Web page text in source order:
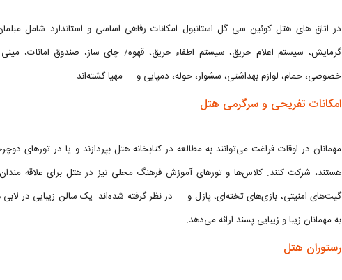
در اتاق های هتل کوئین سی گل استانبول امکانات رفاهی اساسی و استاندارد شامل
گرمایش، سیستم اعلام حریق، سیستم اطفاء حریق، قهوه/ چای ساز، صندوق امانات،
خصوصی، حمام، لوازم بهداشتی، سشوار، حوله، دمپایی و ... مهیا گشته‌اند.
امکانات تفریحی و سرگرمی هتل
مهمانان در اوقات فراغت می‌توانند به مطالعه در کتابخانه هتل بپردازند و یا در تورهای
هستند، شرکت کنند. کلاس‌ها و تورهای آموزش فرهنگ محلی نیز در هتل برای علاقه مندان
گیت‌های امنیتی، بازی‌های تخته‌ای، پازل و ... در نظر گرفته شده‌اند. یک سالن زیبایی در
به مهمانان زیبا و زیبایی پسند ارائه می‌دهد.
رستوران هتل